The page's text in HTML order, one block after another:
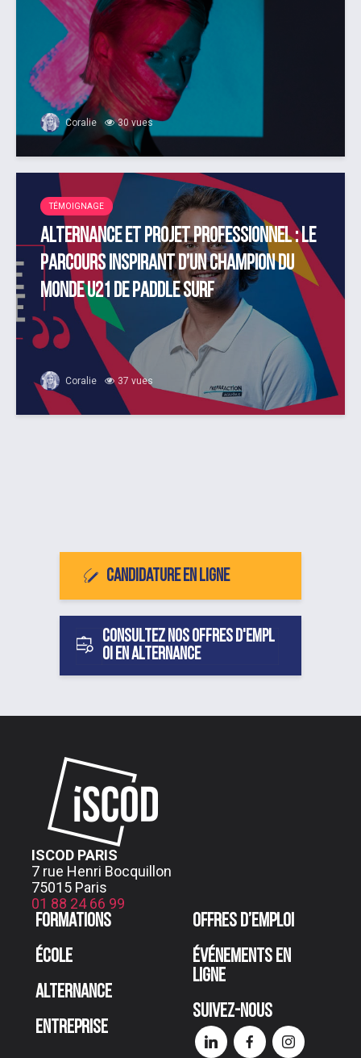
Coralie 30 vues
TÉMOIGNAGE
Alternance et projet professionnel : le
parcours inspirant d’un champion du
monde U21 de Paddle Surf
Coralie 37 vues
Candidature en ligne
Consultez nos offres d'empl
oi en alternance
ISCOD PARIS
7 rue Henri Bocquillon
75015 Paris
01 88 24 66 99
Formations
École
Alternance
Entreprise
Offres d’emploi
Événements en
ligne
Suivez-nous